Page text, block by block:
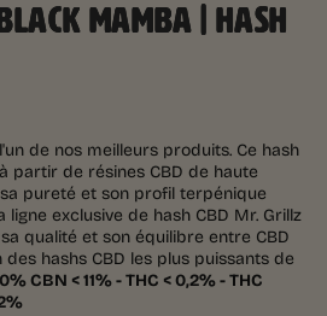
MAMBA | HASH
de nos meilleurs produits. Ce hash
partir de résines CBD de haute
pureté et son profil terpénique
exclusive de hash CBD Mr. Grillz
qualité et son équilibre entre CBD
hashs CBD les plus puissants de
CBN < 11% - THC < 0,2% - THC